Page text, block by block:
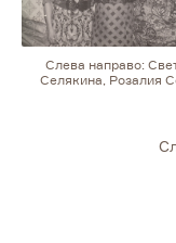
Слева направо:
Селякина, Розалия